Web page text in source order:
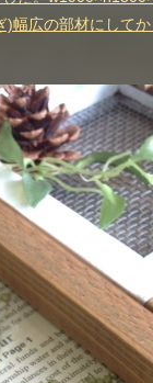
)幅広の部材にして